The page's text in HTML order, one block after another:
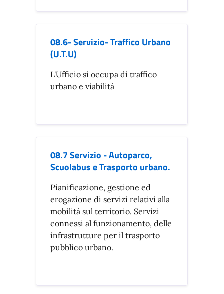
08.6- Servizio- Traffico Urbano
(U.T.U)
L'Ufficio si occupa di traffico
urbano e viabilità
08.7 Servizio - Autoparco,
Scuolabus e Trasporto urbano.
Pianificazione, gestione ed
erogazione di servizi relativi alla
mobilità sul territorio. Servizi
connessi al funzionamento, delle
infrastrutture per il trasporto
pubblico urbano.